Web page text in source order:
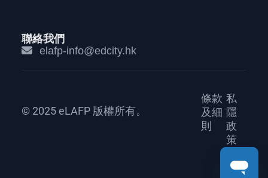
聯絡我們
elafp-info@edcity.hk
© 2025 eLAFP 版權所有。
條款
及細
則
私
隱
政
策